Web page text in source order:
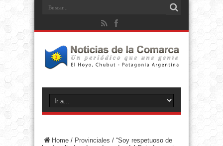
Home / Provinciales / “Soy respetuoso de